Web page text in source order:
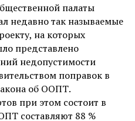
палаты
недавно так называемые
на которых
представлено
недопустимости
поправок в
об ООПТ.
при этом состоит в
составляют 88 %